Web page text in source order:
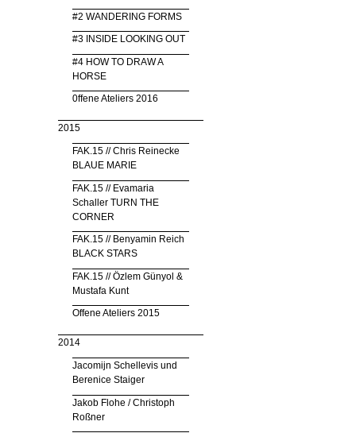
#2 WANDERING FORMS
#3 INSIDE LOOKING OUT
#4 HOW TO DRAW A
HORSE
0ffene Ateliers 2016
2015
FAK.15 // Chris Reinecke
BLAUE MARIE
FAK.15 // Evamaria
Schaller TURN THE
CORNER
FAK.15 // Benyamin Reich
BLACK STARS
FAK.15 // Özlem Günyol &
Mustafa Kunt
Offene Ateliers 2015
2014
Jacomijn Schellevis und
Berenice Staiger
Jakob Flohe / Christoph
Roßner